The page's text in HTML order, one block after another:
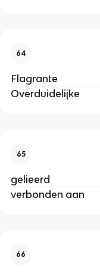
64
Flagrante
Overduidelijke
65
gelieerd
verbonden aan
66